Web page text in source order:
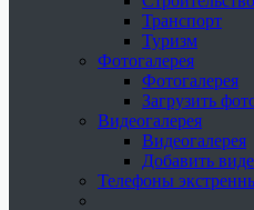
Транспорт
Туризм
Фотогалерея
Фотогалерея
Загрузить
Видеогалерея
Видеогалерея
Добавить
Телефоны